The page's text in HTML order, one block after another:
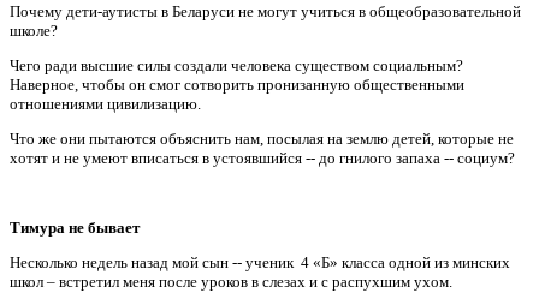
Почему дети-аутисты в Беларуси не могут учиться в общеобразовательной
школе?
Чего ради высшие силы создали человека существом социальным?
Наверное, чтобы он смог сотворить пронизанную общественными
отношениями цивилизацию.
Что же они пытаются объяснить нам, посылая на землю детей, которые не
хотят и не умеют вписаться в устоявшийся -- до гнилого запаха -- социум?
Тимура не бывает
Несколько недель назад мой сын -- ученик 4 «Б» класса одной из минских
школ – встретил меня после уроков в слезах и с распухшим ухом.